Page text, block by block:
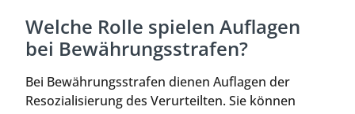
Welche Rolle spielen Auflagen
bei Bewährungsstrafen?
Bei Bewährungsstrafen dienen Auflagen der
Resozialisierung des Verurteilten. Sie können